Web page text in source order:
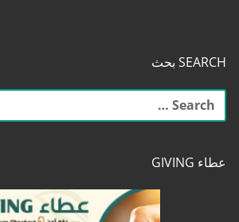
SEARCH بحث
البحث
عن:
عطاء GIVING